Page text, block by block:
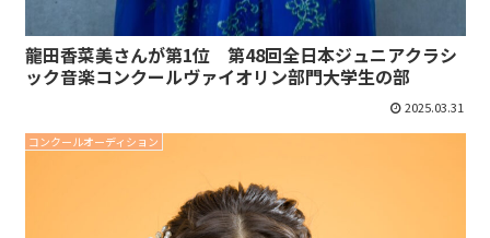
龍田香菜美さんが第1位 第48回全日本ジュニアクラシ
ック音楽コンクールヴァイオリン部門大学生の部
2025.03.31
コンクールオーディション